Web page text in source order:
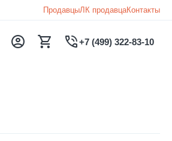
ПродавцыЛК продавцаКонтакты
+7 (499) 322-83-10